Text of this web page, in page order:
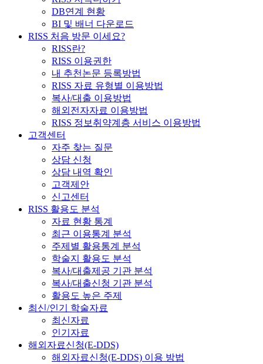
DB연계 현황
BI 및 배너 다운로드
RISS 처음 방문 이세요?
RISS란?
RISS 이용권한
내 추천논문 등록방법
RISS 자료 유형별 이용방법
복사/대출 이용방법
해외전자자료 이용방법
RISS 정보취약계층 서비스 이용방법
고객센터
자주 찾는 질문
상담 신청
상담 내역 확인
고객제안
신고센터
RISS 활용도 분석
자료 현황 통계
최근 이용통계 분석
주제별 활용통계 분석
학술지 활용도 분석
복사/대출제공 기관 분석
복사/대출신청 기관 분석
활용도 높은 주제
최신/인기 학술자료
최신자료
인기자료
해외자료신청(E-DDS)
해외자료신청(E-DDS) 이용 방법